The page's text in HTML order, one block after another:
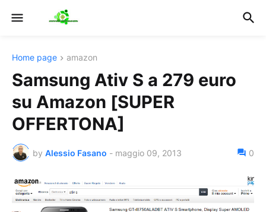
Home page amazon
Samsung Ativ S a 279 euro
su Amazon [SUPER
OFFERTONA]
by Alessio Fasano - maggio 09, 2013 0